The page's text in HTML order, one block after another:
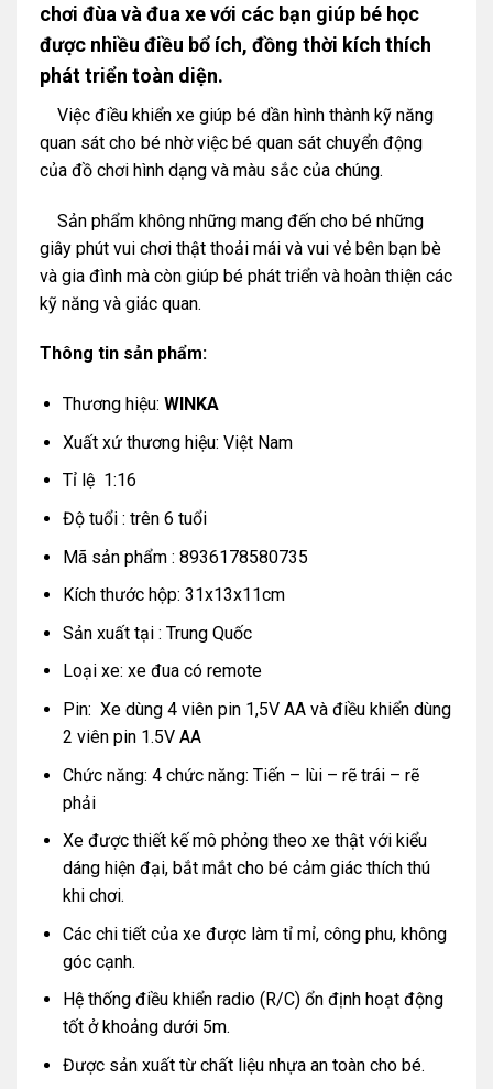
chơi đùa và đua xe với các bạn giúp bé học
được nhiều điều bổ ích, đồng thời kích thích
phát triển toàn diện.
Việc điều khiển xe giúp bé dần hình thành kỹ năng
quan sát cho bé nhờ việc bé quan sát chuyển động
của đồ chơi hình dạng và màu sắc của chúng.
Sản phẩm không những mang đến cho bé những
giây phút vui chơi thật thoải mái và vui vẻ bên bạn bè
và gia đình mà còn giúp bé phát triển và hoàn thiện các
kỹ năng và giác quan.
Thông tin sản phẩm:
Thương hiệu: WINKA
Xuất xứ thương hiệu: Việt Nam
Tỉ lệ 1:16
Độ tuổi : trên 6 tuổi
Mã sản phẩm : 8936178580735
Kích thước hộp: 31x13x11cm
Sản xuất tại : Trung Quốc
Loại xe: xe đua có remote
Pin: Xe dùng 4 viên pin 1,5V AA và điều khiển dùng
2 viên pin 1.5V AA
Chức năng: 4 chức năng: Tiến – lùi – rẽ trái – rẽ
phải
Xe được thiết kế mô phỏng theo xe thật với kiểu
dáng hiện đại, bắt mắt cho bé cảm giác thích thú
khi chơi.
Các chi tiết của xe được làm tỉ mỉ, công phu, không
góc cạnh.
Hệ thống điều khiển radio (R/C) ổn định hoạt động
tốt ở khoảng dưới 5m.
Được sản xuất từ chất liệu nhựa an toàn cho bé.